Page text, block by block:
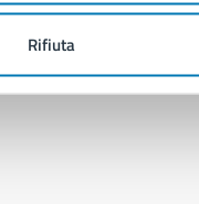
Rifiuta